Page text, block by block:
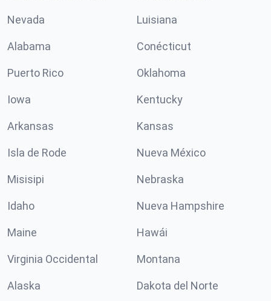
Nevada Luisiana
Alabama Conécticut
Puerto Rico Oklahoma
Iowa Kentucky
Arkansas Kansas
Isla de Rode Nueva México
Misisipi Nebraska
Idaho Nueva Hampshire
Maine Hawái
Virginia Occidental Montana
Alaska Dakota del Norte